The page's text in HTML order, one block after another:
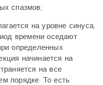
спазмов;
на уровне синуса,
времени оседают
определенных
начинается на
на все
порядке. То есть